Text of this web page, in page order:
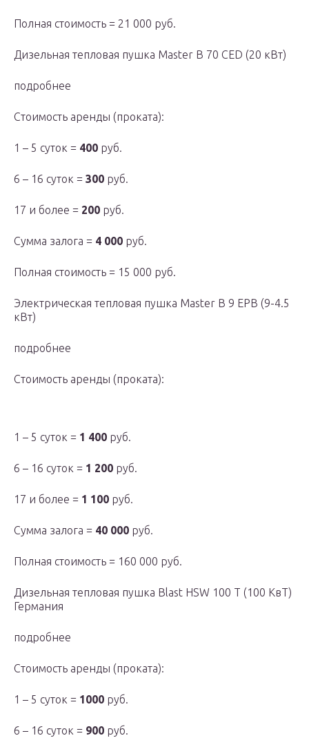
Полная стоимость = 21 000 руб.
Дизельная тепловая пушка Master B 70 CED (20 кВт)
подробнее
Стоимость аренды (проката):
1 – 5 суток = 400 руб.
6 – 16 суток = 300 руб.
17 и более = 200 руб.
Сумма залога = 4 000 руб.
Полная стоимость = 15 000 руб.
Электрическая тепловая пушка Master B 9 EPB (9-4.5
кВт)
подробнее
Стоимость аренды (проката):
1 – 5 суток = 1 400 руб.
6 – 16 суток = 1 200 руб.
17 и более = 1 100 руб.
Сумма залога = 40 000 руб.
Полная стоимость = 160 000 руб.
Дизельная тепловая пушка Blast HSW 100 T (100 КвТ)
Германия
подробнее
Стоимость аренды (проката):
1 – 5 суток = 1000 руб.
6 – 16 суток = 900 руб.